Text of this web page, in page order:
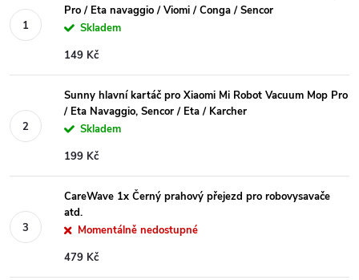
Pro / Eta navaggio / Viomi / Conga / Sencor
Skladem
149 Kč
Sunny hlavní kartáč pro Xiaomi Mi Robot Vacuum Mop Pro
/ Eta Navaggio, Sencor / Eta / Karcher
Skladem
199 Kč
CareWave 1x Černý prahový přejezd pro robovysavače
atd.
Momentálně nedostupné
479 Kč